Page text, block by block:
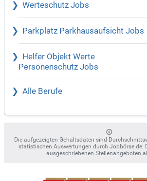
Werteschutz Jobs
Parkplatz Parkhausaufsicht Jobs
Helfer Objekt Werte
Personenschutz Jobs
Alle Berufe
Die aufgezeigten Gehaltsdaten sind
statistischen Auswertungen durch Jobbörse.de.
ausgeschriebenen Stellenangeboten